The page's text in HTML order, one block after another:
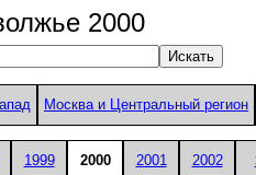
2000
Москва и Центральный регион
1999 2000 2001 2002